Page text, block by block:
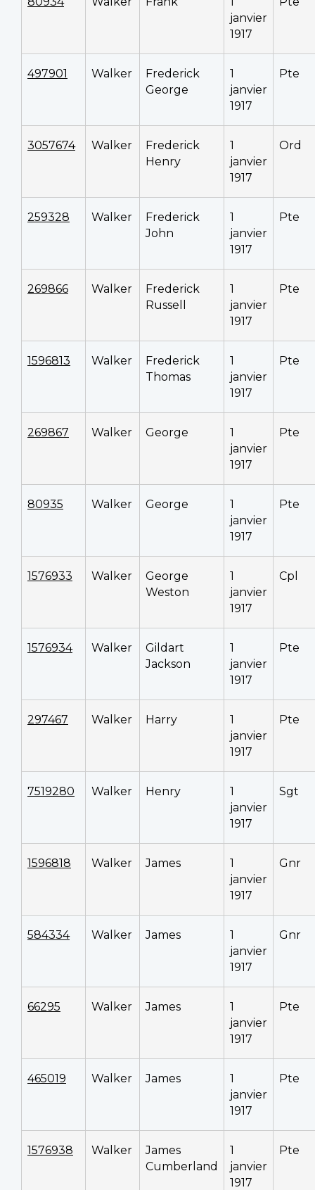
janvier
1917
497901 Walker
Frederick
George
1
janvier
1917
Pte
3057674 Walker
Frederick
Henry
1
janvier
1917
Ord
259328 Walker
Frederick
John
1
janvier
1917
Pte
269866 Walker
Frederick
Russell
1
janvier
1917
Pte
1596813 Walker
Frederick
Thomas
1
janvier
1917
Pte
269867 Walker George
1
janvier
1917
Pte
80935 Walker George
1
janvier
1917
Pte
1576933 Walker
George
Weston
1
janvier
1917
Cpl
1576934 Walker
Gildart
Jackson
1
janvier
1917
Pte
297467 Walker Harry
1
janvier
1917
Pte
7519280 Walker Henry
1
janvier
1917
Sgt
1596818 Walker James
1
janvier
1917
Gnr
584334 Walker James
1
janvier
1917
Gnr
66295 Walker James
1
janvier
1917
Pte
465019 Walker James
1
janvier
1917
Pte
1576938 Walker
James
Cumberland
1
janvier
1917
Pte